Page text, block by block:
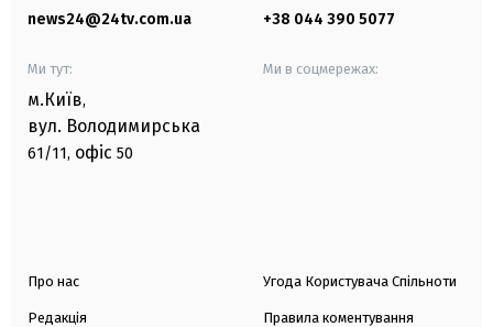
news24@24tv.com.ua +38 044 390 5077
Ми тут:
м.Київ,
вул. Володимирська
61/11, офіс 50
Ми в соцмережах:
Про нас
Редакція
Угода Користувача Спільноти
Правила коментування